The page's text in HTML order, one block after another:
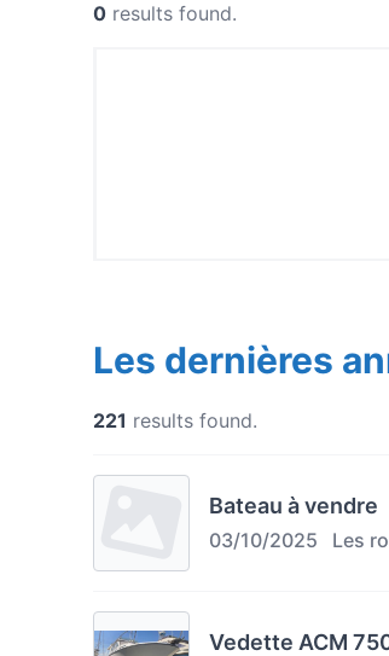
0 results found.
Les dernières
221 results found.
Bateau à vendre
03/10/2025 Les
Vedette ACM